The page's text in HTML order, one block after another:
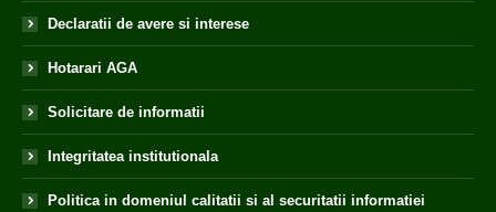
Declaratii de avere si interese
Hotarari AGA
Solicitare de informatii
Integritatea institutionala
Politica in domeniul calitatii si al securitatii informatiei